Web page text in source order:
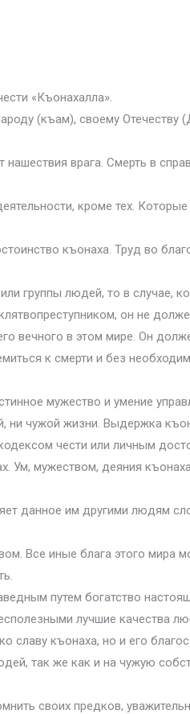
«Къонахалла».
(къам), своему
врага. Смерть в
кроме тех.
къонаха. Труд во
группы людей, то в случае,
он не
вечного в этом мире. Он
к смерти и без
мужество и умение
чужой жизни. Выдержка
чести или личным
Ум, мужеством, деяния
данное им другими людям
Все иные блага этого мира
путем богатство
лучшие качества
славу къонаха, но и его
так же как и на чужую
своих предков,